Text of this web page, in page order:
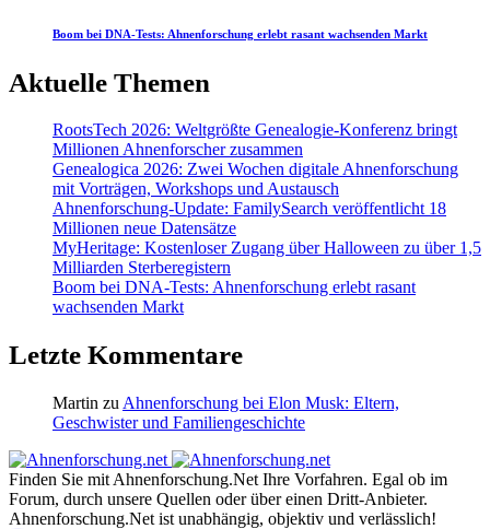
Boom bei DNA-Tests: Ahnenforschung erlebt rasant wachsenden Markt
Aktuelle Themen
RootsTech 2026: Weltgrößte Genealogie-Konferenz bringt
Millionen Ahnenforscher zusammen
Genealogica 2026: Zwei Wochen digitale Ahnenforschung
mit Vorträgen, Workshops und Austausch
Ahnenforschung-Update: FamilySearch veröffentlicht 18
Millionen neue Datensätze
MyHeritage: Kostenloser Zugang über Halloween zu über 1,5
Milliarden Sterberegistern
Boom bei DNA-Tests: Ahnenforschung erlebt rasant
wachsenden Markt
Letzte Kommentare
Martin zu Ahnenforschung bei Elon Musk: Eltern,
Geschwister und Familiengeschichte
Finden Sie mit Ahnenforschung.Net Ihre Vorfahren. Egal ob im
Forum, durch unsere Quellen oder über einen Dritt-Anbieter.
Ahnenforschung.Net ist unabhängig, objektiv und verlässlich!